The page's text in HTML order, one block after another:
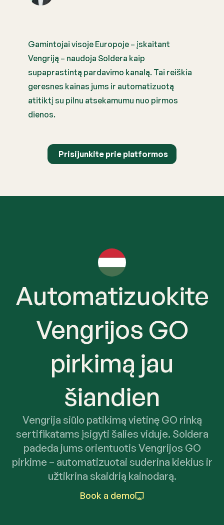
Gamintojai visoje Europoje – įskaitant
Vengriją – naudoja Soldera kaip
supaprastintą pardavimo kanalą. Tai reiškia
geresnes kainas jums ir automatizuotą
atitiktį su pilnu atsekamumu nuo pirmos
dienos.
Prisijunkite prie platformos
Automatizuokite
Vengrijos GO
pirkimą jau
šiandien
Vengrija siūlo patikimą vietinę GO rinką
sertifikatams įsigyti šalies viduje. Soldera
padeda jums orientuotis Vengrijos GO
pirkime – automatizuotai suderina kiekius ir
užtikrina skaidrią kainodarą.
Book a demo